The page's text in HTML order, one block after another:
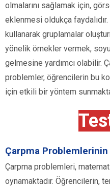
olmalarını sağlamak için,
eklenmesi oldukça
kullanarak gruplamalar
yönelik örnekler vermek,
gelmesine yardımcı olabilir.
problemler, öğrencilerin bu
için etkili bir yöntem
Çarpma Problemlerinin
Çarpma problemleri,
oynamaktadır. Öğrencilerin,